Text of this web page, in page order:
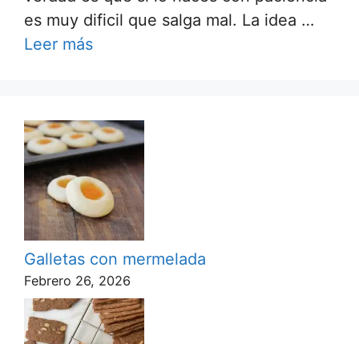
es muy dificil que salga mal. La idea …
Leer más
Galletas con mermelada
Febrero 26, 2026